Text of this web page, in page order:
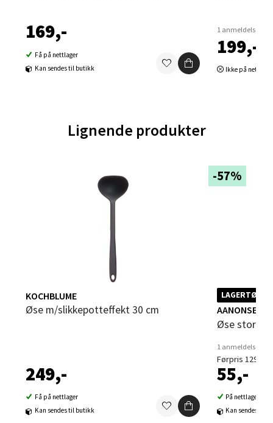
169,-
Få på nettlager
Kan sendes til butikk
1 anmeldelse
199,-
Ikke på
Lignende produkter
KOCHBLUME
Øse m/slikkepotteffekt 30 cm
249,-
Få på nettlager
Kan sendes til butikk
-57%
AANONSEN
Øse stor 9
1 anmeldelse
Førpris 129,-
55,-
På nettlager
Kan sendes til
Åpent i dag 10-18
0 i butikk
Orkanger - Thon Senter Orkanger
Thon Senter Orkanger, Orkdalsveien 113, 7300
Åpent i dag 09-18
Sandvika - Thon Senter Sandvika
0 i butikk
Velg